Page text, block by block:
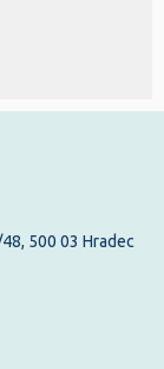
48, 500 03 Hradec